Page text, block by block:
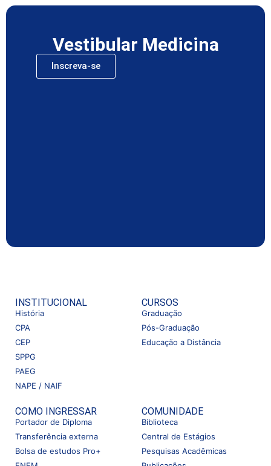
Vestibular Medicina
Inscreva-se
INSTITUCIONAL
História
CPA
CEP
SPPG
PAEG
NAPE / NAIF
CURSOS
Graduação
Pós-Graduação
Educação a Distância
COMO INGRESSAR
Portador de Diploma
Transferência externa
Bolsa de estudos Pro+
COMUNIDADE
Biblioteca
Central de Estágios
Pesquisas Acadêmicas